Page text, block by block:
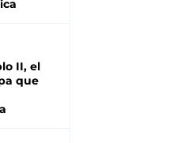
II, el
que